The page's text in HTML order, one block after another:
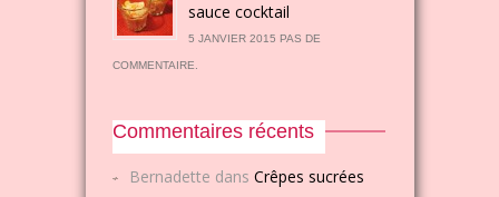
sauce cocktail
5 JANVIER 2015 PAS DE
COMMENTAIRE.
Commentaires récents
Bernadette dansCrêpes sucrées